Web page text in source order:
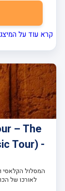
קרא עוד על המיצג
– The
Tour) -
המסלול הקלאסי